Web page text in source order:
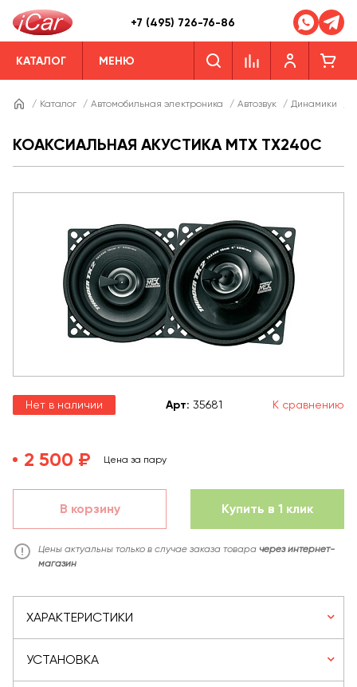
+7 (495) 726-76-86
КАТАЛОГ МЕНЮ
/ Каталог / Автомобильная электроника / Автозвук / Динамики
КОАКСИАЛЬНАЯ АКУСТИКА MTX TX240C
Нет в наличии Арт: 35681 К сравнению
2 500 ₽ Цена за пару
В корзину Купить в 1 клик
Цены актуальны только в случае заказа товара через интернет-
магазин
ХАРАКТЕРИСТИКИ
УСТАНОВКА